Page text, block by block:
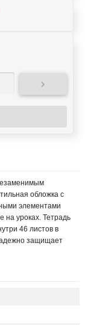

обложка с
элементами
на уроках. Тетрадь
46 листов в
защищает